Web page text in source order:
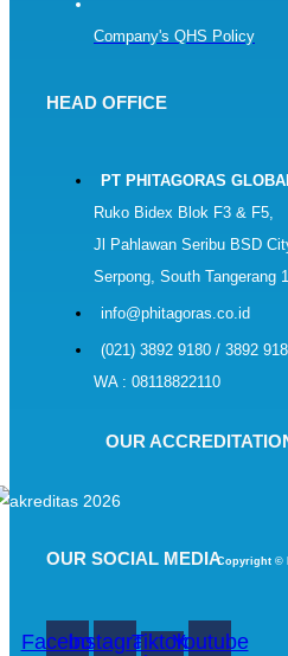
Company's QHS Policy
HEAD OFFICE
PT PHITAGORAS
Ruko Bidex Blok F3 & F5,
Jl Pahlawan Seribu BSD
Serpong, South Tangerang
info@phitagoras.co.id
(021) 3892 9180 / 3892
WA : 08118822110
OUR
OUR SOCIAL MEDIA
FacebookInstagramTiktok-Youtube
Copyright ©